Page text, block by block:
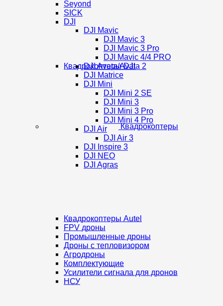
Seyond
SICK
DJI
Квадрокоптеры
Квадрокоптеры DJI
DJI Mavic
DJI Mavic 3
DJI Mavic 3 Pro
DJI Mavic 4/4 PRO
DJI Avata/Avata 2
DJI Matrice
DJI Mini
DJI Mini 2 SE
DJI Mini 3
DJI Mini 3 Pro
DJI Mini 4 Pro
DJI Air
DJI Air 3
DJI Inspire 3
DJI NEO
DJI Agras
Квадрокоптеры Autel
FPV дроны
Промышленные дроны
Дроны с тепловизором
Агродроны
Комплектующие
Усилители сигнала для дронов
НСУ